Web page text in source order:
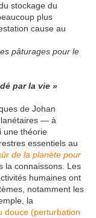
stockage du
plus
cause au
pâturages pour le
par la vie »
de Johan
— à
une théorie
essentiels au
de la planète pour
la connaissons. Les
humaines ont
notamment les
la
douce (perturbation